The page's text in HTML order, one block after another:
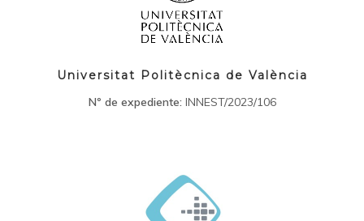
Universitat Politècnica de València
Nº de expediente: INNEST/2023/106